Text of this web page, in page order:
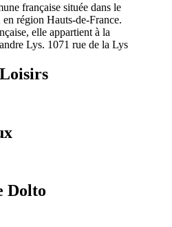
française située dans le
région Hauts-de-France.
elle appartient à la
Lys. 1071 rue de la Lys
Dolto